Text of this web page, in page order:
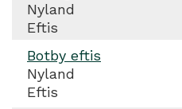
Nyland
Eftis
Botby eftis
Nyland
Eftis